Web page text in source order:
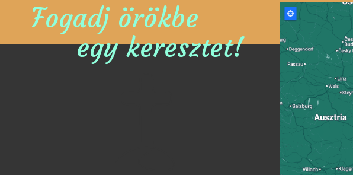
Fogadj örökbe
egy keresztet!